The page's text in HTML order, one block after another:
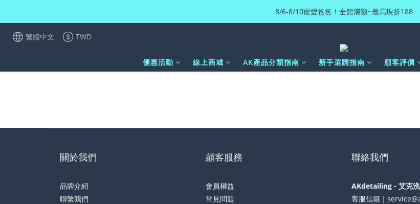
8/6-8/10寵愛爸爸！全館滿額~最高現折188
繁體中文 TWD
優惠活動 線上商城 AK產品分類指南 新手選購指南 顧客評價
關於我們
品牌介紹
聯繫我們
顧客服務
會員權益
常見問題
聯絡我們
AKdetailing - 艾克
客服信箱｜